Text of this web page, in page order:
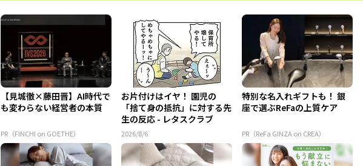
【見城徹×藤田晋】AI時代で
も変わらない経営者の本質
PR（FINCHI on GOETHE）
お片付けはイヤ！ 園児の
「捨て身の抵抗」に対する先
生の反応 - レタスクラブ
2026/8/6
特別な名入れギフトも！ 銀
座で選ぶReFaの上質ケア
PR（ReFa GINZA on CREA）